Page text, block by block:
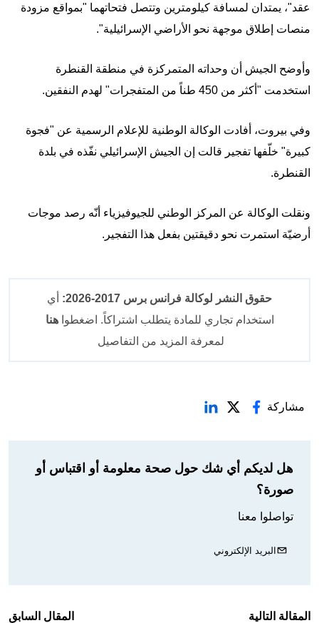
عقد"، يمتدان لمسافة كيلومترين وتتصل فتحاتهما "بمواقع مزودة
منصات إطلاق موجهة نحو الأراضي الإسرائيلية".
وأوضح الجيش أن وحداته المتمركزة في منطقة القنطرة
استخدمت "أكثر من 450 طناً من المتفجرات" لهدم النفقين.
وفي بيروت، أفادت الوكالة الوطنية للإعلام الرسمية عن "فجوة
كبيرة" خلّفها تفجير قالت إن الجيش الإسرائيلي نفّذه في بلدة
القنطرة.
ونقلت الوكالة عن المركز الوطني للجيوفيزياء أنّه رصد موجات
أرضيّة استمرت نحو دقيقتين بفعل هذا التفجير.
حقوق النشر لوكالة فرانس برس 2017-2026:
أي
استخدام تجاري للمادة يتطلب اشتراكاً. اضغطواهنا
لمعرفة المزيد من التفاصيل
مشاركة
هل لديكم أي شك حول صحة معلومة أو اقتباس أو
صورة؟
تواصلوا معنا
البريد الإلكتروني
المقالة التالية المقال السابق